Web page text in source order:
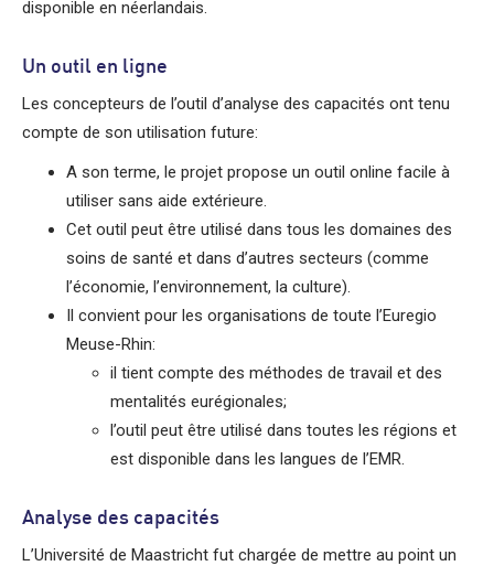
disponible en néerlandais.
Un outil en ligne
Les concepteurs de l’outil d’analyse des capacités ont tenu
compte de son utilisation future:
A son terme, le projet propose un outil online facile à
utiliser sans aide extérieure.
Cet outil peut être utilisé dans tous les domaines des
soins de santé et dans d’autres secteurs (comme
l’économie, l’environnement, la culture).
Il convient pour les organisations de toute l’Euregio
Meuse-Rhin:
il tient compte des méthodes de travail et des
mentalités eurégionales;
l’outil peut être utilisé dans toutes les régions et
est disponible dans les langues de l’EMR.
Analyse des capacités
L’Université de Maastricht fut chargée de mettre au point un